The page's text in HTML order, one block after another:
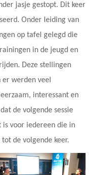
jasje gestopt. Dit keer
Onder leiding van
op tafel gelegd die
in de jeugd en
Deze stellingen
werden veel
interessant en
de volgende sessie
is voor iedereen die in
de volgende keer.